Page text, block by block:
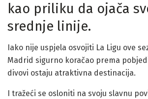
kao priliku da ojača
srednje linije.
Iako nije uspjela osvojiti La Ligu ove
Madrid sigurno koračao prema
divovi ostaju atraktivna destinacija.
I tražeći se osloniti na svoju slavnu